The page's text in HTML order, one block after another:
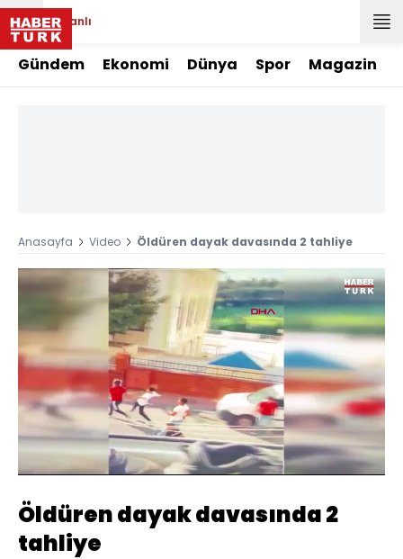
Canlı
Gündem Ekonomi Dünya Spor Magazin
Anasayfa Video Öldüren dayak davasında 2 tahliye
Sesi
Aç
480
Yüklendi:
100.00%
Oynatma
Hızı
Öldüren dayak davasında 2
tahliye